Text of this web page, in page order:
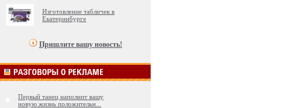
Изготовление табличек в
Екатеринбурге
Пришлите вашу новость!
Первый танец наполнит вашу
новую жизнь положительн